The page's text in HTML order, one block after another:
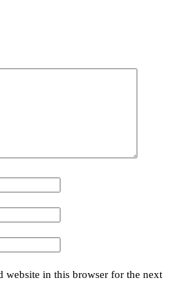
website in this browser for the next